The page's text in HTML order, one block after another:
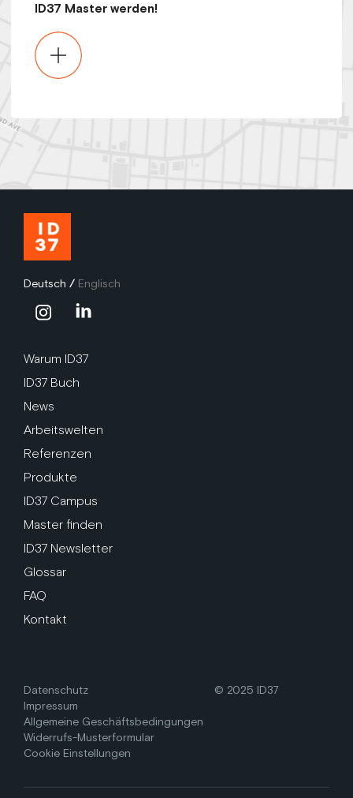
ID37 Master werden!
Deutsch / Englisch
Warum ID37
ID37 Buch
News
Arbeitswelten
Referenzen
Produkte
ID37 Campus
Master finden
ID37 Newsletter
Glossar
FAQ
Kontakt
Datenschutz
Impressum
Allgemeine Geschäftsbedingungen
Widerrufs-Musterformular
Cookie Einstellungen
© 2025 ID37